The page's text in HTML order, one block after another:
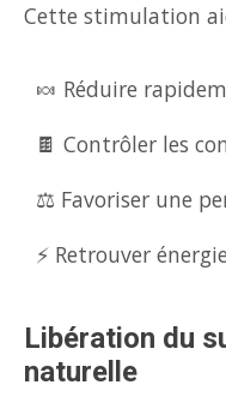
Cette stimulation
🍬 Réduire
🍫 Contrôler les
⚖️ Favoriser une
⚡ Retrouver
Libération du
naturelle